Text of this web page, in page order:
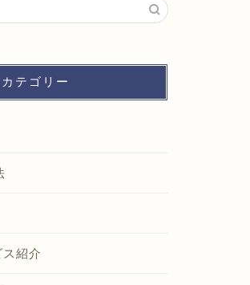
カテゴリー
紹介